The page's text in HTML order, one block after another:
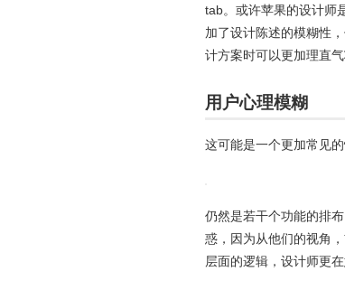
tab。或许苹果的设计师
加了设计陈述的模糊性
计方案时可以更加理直气
用户心理模糊
这可能是一个更加常见
仍然是若干个功能的排
惑，因为从他们的视角
层面的逻辑，设计师更